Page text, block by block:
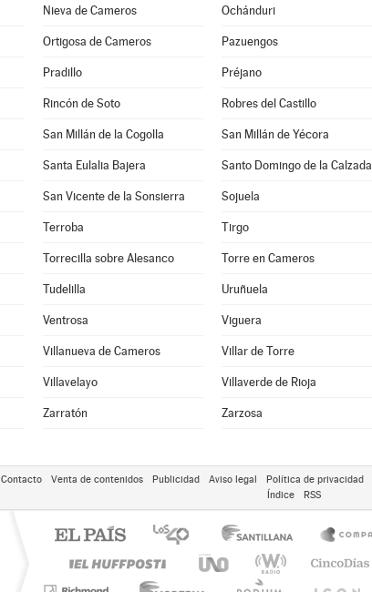
Nieva de Cameros Ochánduri
Ortigosa de Cameros Pazuengos
Pradillo Préjano
Rincón de Soto Robres del Castillo
San Millán de la Cogolla San Millán de Yécora
Santa Eulalia Bajera Santo Domingo de la Calzada
San Vicente de la Sonsierra Sojuela
Terroba Tirgo
Torrecilla sobre Alesanco Torre en Cameros
Tudelilla Uruñuela
Ventrosa Viguera
Villanueva de Cameros Villar de Torre
Villavelayo Villaverde de Rioja
Zarratón Zarzosa
Contacto Venta de contenidos Publicidad Aviso legal Política de privacidad
Índice
RSS